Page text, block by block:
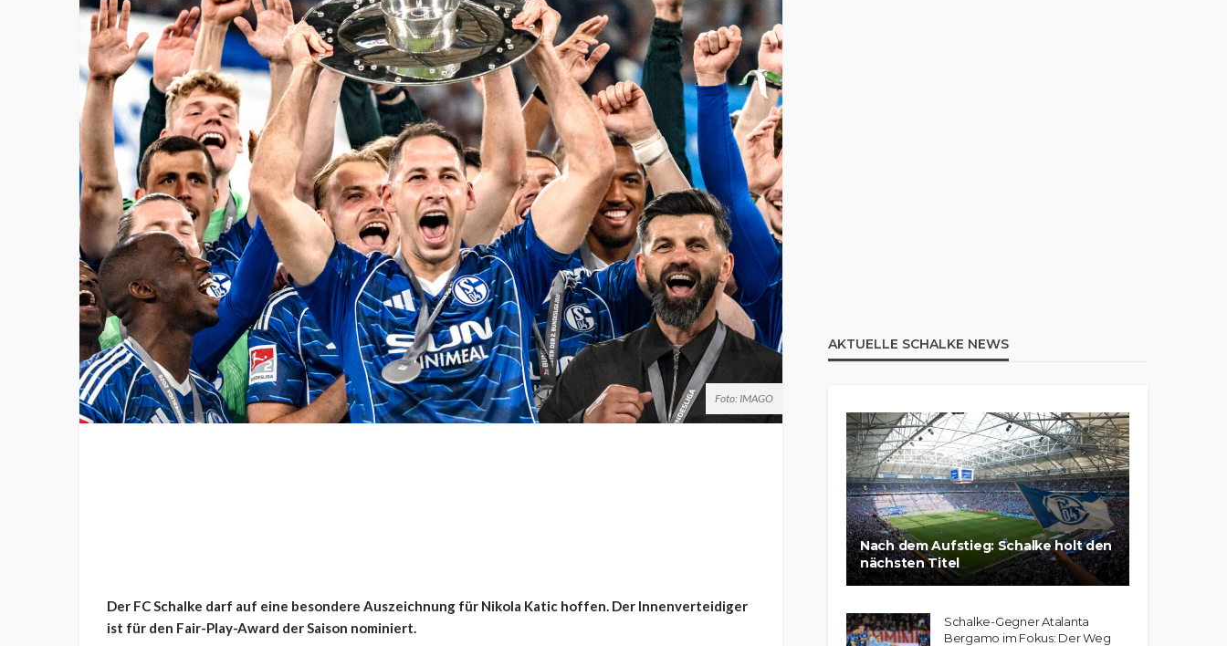
Foto: IMAGO
Der FC Schalke darf auf eine besondere Auszeichnung für Nikola Katic hoffen. Der Innenverteidiger
ist für den Fair-Play-Award der Saison nominiert.
AKTUELLE SCHALKE NEWS
Nach dem Aufstieg: Schalke holt den
nächsten Titel
Schalke-Gegner Atalanta
Bergamo im Fokus: Der Weg